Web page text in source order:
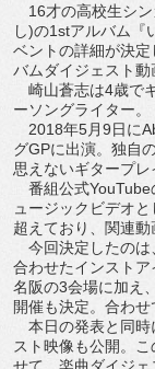
16才の高校生シン
し)の1stアルバム『
ベントの詳細が決
バムダイジェスト動
崎山蒼志は4歳で
ーソングライター。
2018年5月9日に
グGPに出演。独自
思えないギタープレ
番組公式YouTube
ュージックビデオ
超えており、関連動
今回決定したのは
合わせたインスト
名阪の3会場に加え
開催も決定。合わせ
本日の発表と同時
スト映像も公開。
せて、楽曲ダイジ